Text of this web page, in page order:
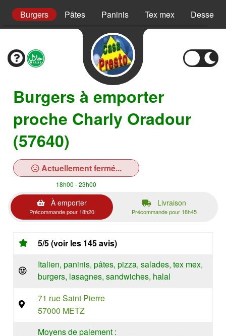
Burgers Pâtes Paninis Tex mex Desserts
Burgers à emporter
proche Charly Oradour
(57640)
Actuellement fermé...
18h00 - 23h00
À emporter
Précommande pour 18h20
Livraison
Précommande pour 18h45
5/5 (voir les 145 avis)
Italien, paninis, pâtes, pizza, salades, tex mex,
burgers, lasagnes, sandwiches, halal
71 rue Saint Pierre
57000 METZ
Moyens de paiement :